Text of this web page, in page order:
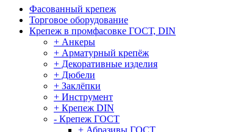
Фасованный крепеж
Торговое оборудование
Крепеж в промфасовке ГОСТ, DIN
+ Анкеры
+ Арматурный крепёж
+ Декоративные изделия
+ Дюбели
+ Заклёпки
+ Инструмент
+ Крепеж DIN
- Крепеж ГОСТ
+ Абразивы ГОСТ